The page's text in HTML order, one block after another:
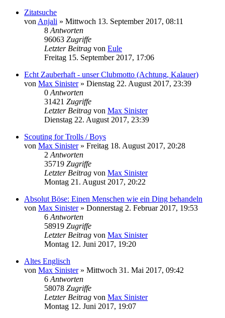
Zitatsuche
von Anjali » Mittwoch 13. September 2017, 08:11
8 Antworten
96063 Zugriffe
Letzter Beitrag von Eule
Freitag 15. September 2017, 17:06
Echt Zauberhaft - unser Clubmotto (Achtung, Kalauer)
von Max Sinister» Dienstag 22. August 2017, 23:39
0 Antworten
31421 Zugriffe
Letzter Beitrag von Max Sinister
Dienstag 22. August 2017, 23:39
Scouting for Trolls / Boys
von Max Sinister» Freitag 18. August 2017, 20:28
2 Antworten
35719 Zugriffe
Letzter Beitrag von Max Sinister
Montag 21. August 2017, 20:22
Absolut Böse: Einen Menschen wie ein Ding behandeln
von Max Sinister» Donnerstag 2. Februar 2017, 19:53
6 Antworten
58919 Zugriffe
Letzter Beitrag von Max Sinister
Montag 12. Juni 2017, 19:20
Altes Englisch
von Max Sinister» Mittwoch 31. Mai 2017, 09:42
6 Antworten
58078 Zugriffe
Letzter Beitrag von Max Sinister
Montag 12. Juni 2017, 19:07